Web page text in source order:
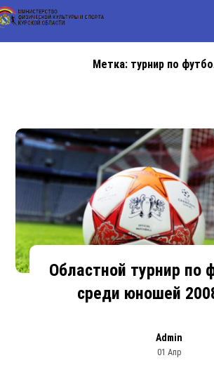
Метка: турнир по
Областной турнир по
среди юношей
Admin
01 Апр